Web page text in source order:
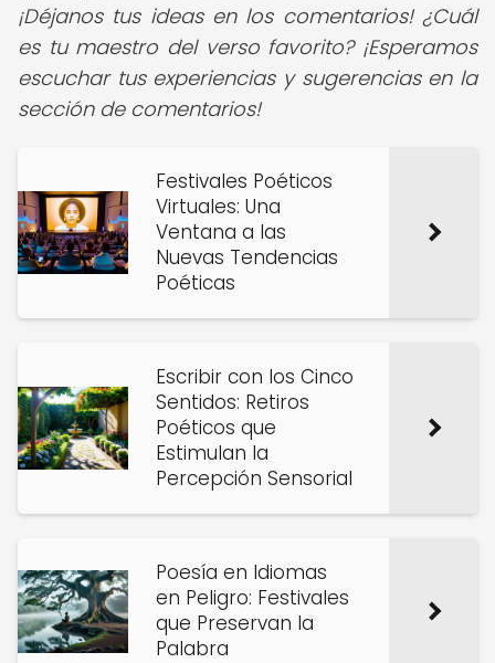
¡Déjanos tus ideas en los comentarios! ¿Cuál
es tu maestro del verso favorito? ¡Esperamos
escuchar tus experiencias y sugerencias en la
sección de comentarios!
Festivales Poéticos
Virtuales: Una
Ventana a las
Nuevas Tendencias
Poéticas
Escribir con los Cinco
Sentidos: Retiros
Poéticos que
Estimulan la
Percepción Sensorial
Poesía en Idiomas
en Peligro: Festivales
que Preservan la
Palabra